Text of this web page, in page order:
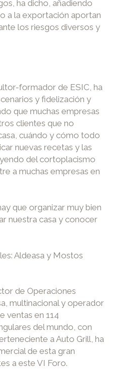
ha dicho, añadiendo
a la exportación aportan
los riesgos diversos y
formador de ESIC, ha
y fidelización y
que muchas empresas
clientes que no
cuándo y cómo todo
nuevas recetas y las
del cortoplacismo
a muchas empresas en
que organizar muy bien
nuestra casa y conocer
Aldeasa y Mostos
de Operaciones
multinacional y operador
ventas en 114
del mundo, con
a Auto Grill, ha
de esta gran
a este VI Foro.